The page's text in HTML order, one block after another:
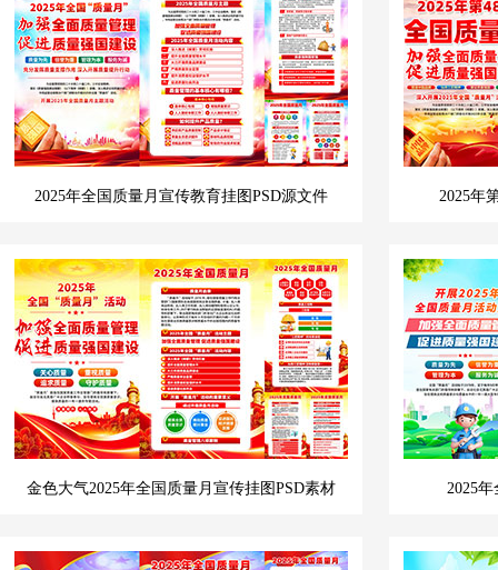
2025年全国质量月宣传教育挂图PSD源文件 2025年
金色大气2025年全国质量月宣传挂图PSD素材 2025